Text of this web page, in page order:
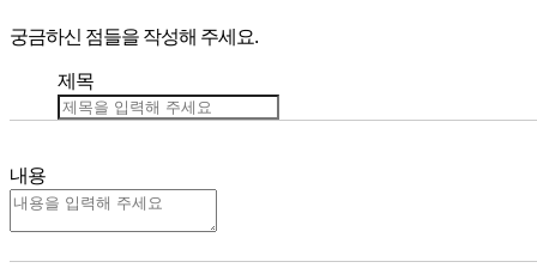
궁금하신 점들을 작성해 주세요.
제목
내용